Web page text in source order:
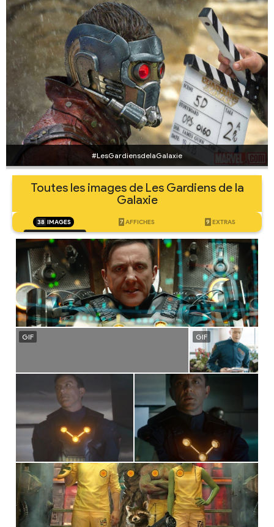
#LesGardiensdelaGalaxie
Toutes les images de Les Gardiens de la
Galaxie
38 IMAGES 7 AFFICHES 9 EXTRAS